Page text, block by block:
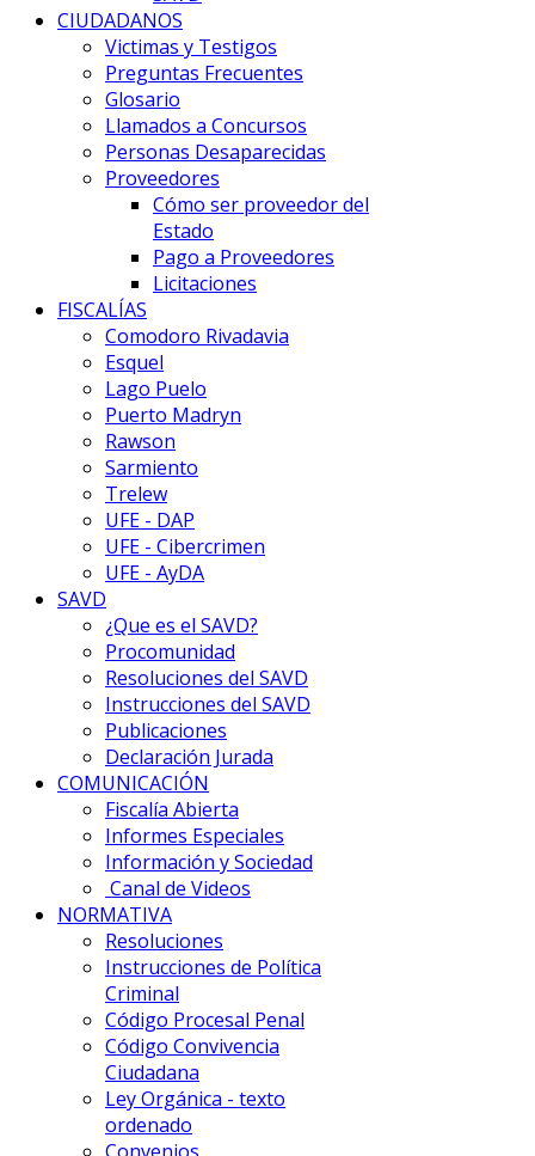
CIUDADANOS
Victimas y Testigos
Preguntas Frecuentes
Glosario
Llamados a Concursos
Personas Desaparecidas
Proveedores
Cómo ser proveedor del
Estado
Pago a Proveedores
Licitaciones
FISCALÍAS
Comodoro Rivadavia
Esquel
Lago Puelo
Puerto Madryn
Rawson
Sarmiento
Trelew
UFE - DAP
UFE - Cibercrimen
UFE - AyDA
SAVD
¿Que es el SAVD?
Procomunidad
Resoluciones del SAVD
Instrucciones del SAVD
Publicaciones
Declaración Jurada
COMUNICACIÓN
Fiscalía Abierta
Informes Especiales
Información y Sociedad
Canal de Videos
NORMATIVA
Resoluciones
Instrucciones de Política
Criminal
Código Procesal Penal
Código Convivencia
Ciudadana
Ley Orgánica - texto
ordenado